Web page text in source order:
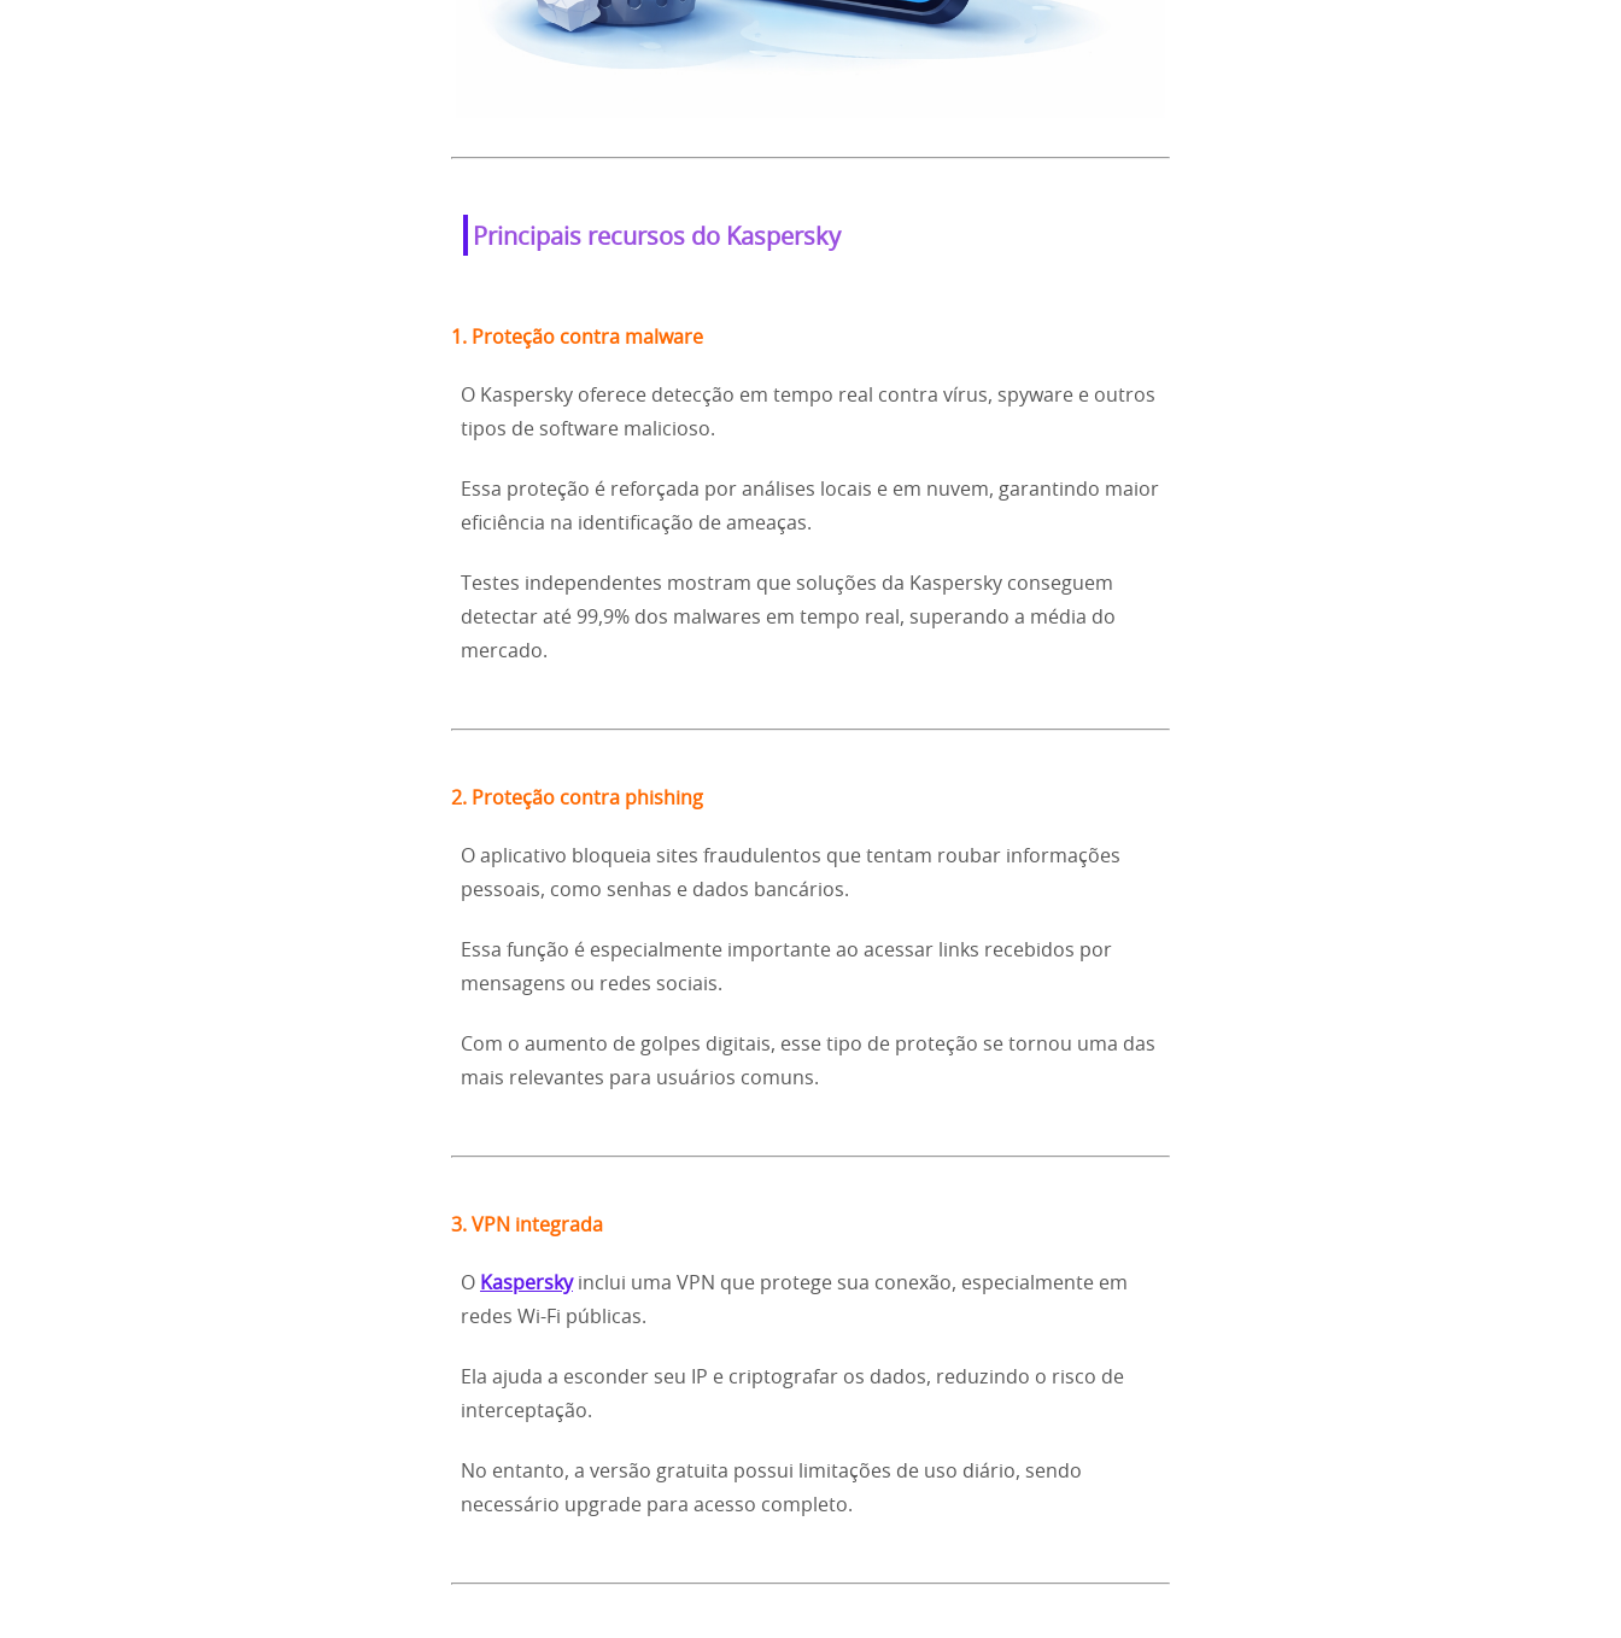
Principais recursos do Kaspersky
1. Proteção contra malware
O Kaspersky oferece detecção em tempo real contra vírus, spyware e outros
tipos de software malicioso.
Essa proteção é reforçada por análises locais e em nuvem, garantindo maior
eficiência na identificação de ameaças.
Testes independentes mostram que soluções da Kaspersky conseguem
detectar até 99,9% dos malwares em tempo real, superando a média do
mercado.
2. Proteção contra phishing
O aplicativo bloqueia sites fraudulentos que tentam roubar informações
pessoais, como senhas e dados bancários.
Essa função é especialmente importante ao acessar links recebidos por
mensagens ou redes sociais.
Com o aumento de golpes digitais, esse tipo de proteção se tornou uma das
mais relevantes para usuários comuns.
3. VPN integrada
O Kasperskyinclui uma VPN que protege sua conexão, especialmente em
redes Wi-Fi públicas.
Ela ajuda a esconder seu IP e criptografar os dados, reduzindo o risco de
interceptação.
No entanto, a versão gratuita possui limitações de uso diário, sendo
necessário upgrade para acesso completo.